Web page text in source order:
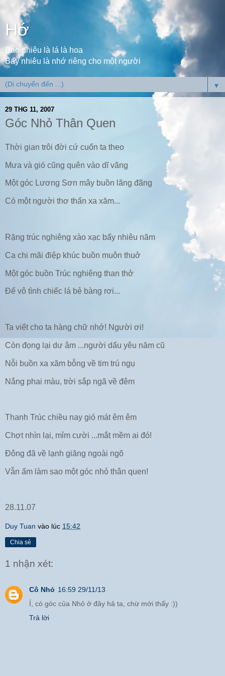
Hớ
Bao nhiêu là lá là hoa
Bấy nhiêu là nhớ riêng cho một người
▼
29 THG 11, 2007
Góc Nhỏ Thân Quen
Thời gian trôi đời cứ cuốn ta theo
Mưa và gió cũng quên vào dĩ vãng
Một góc Lương Sơn mây buồn lãng đãng
Có một người thơ thẩn xa xăm...
Rặng trúc nghiêng xào xạc bấy nhiêu năm
Ca chi mãi điệp khúc buồn muôn thuở
Một góc buồn Trúc nghiêng than thở
Để vô tình chiếc lá bẻ bàng rơi...
Ta viết cho ta hàng chữ nhớ! Người ơi!
Còn đọng lại dư âm ...người dấu yêu năm cũ
Nỗi buồn xa xăm bỗng về tim trú ngụ
Nắng phai màu, trời sắp ngã về đêm
Thanh Trúc chiều nay gió mát êm êm
Chợt nhìn lại, mỉm cười ...mắt mềm ai đó!
Đông đã về lạnh giăng ngoài ngõ
Vẫn ấm làm sao một góc nhỏ thân quen!
28.11.07
Duy Tuan vào lúc 15:42
Chia sẻ
1 nhận xét:
Cô Nhỏ 16:59 29/11/13
Í, có góc của Nhỏ ở đây hả ta, chừ mới thấy :))
Trả lời